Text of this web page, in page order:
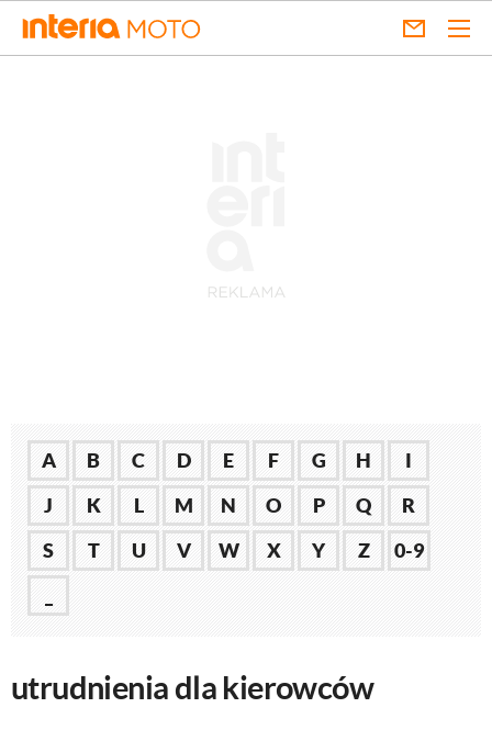
A B C D E F G H
I
J
K L M N O P Q
R
S
T U V W X Y Z
0-9
utrudnienia dla kierowców